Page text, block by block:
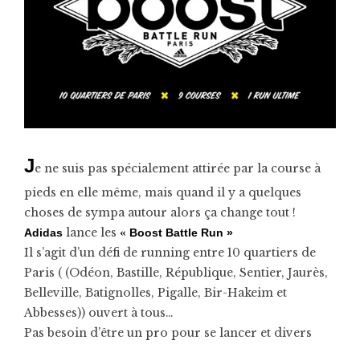
Je ne suis pas spécialement attirée par la course à
pieds en elle même, mais quand il y a quelques
choses de sympa autour alors ça change tout !
Adidas lance les « Boost Battle Run »
Il s’agit d’un défi de running entre 10 quartiers de
Paris ( (Odéon, Bastille, République, Sentier, Jaurès,
Belleville, Batignolles, Pigalle, Bir-Hakeim et
Abbesses)) ouvert à tous…
Pas besoin d’être un pro pour se lancer et divers